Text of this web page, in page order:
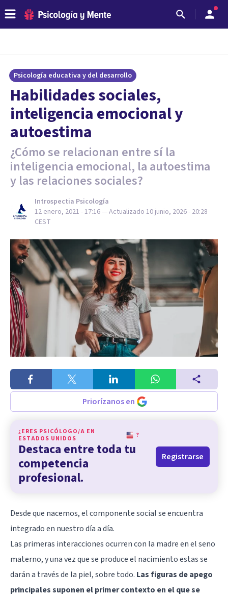
Psicología educativa y del desarrollo
Habilidades sociales,
inteligencia emocional y
autoestima
¿Cómo se relacionan entre sí la
inteligencia emocional, la autoestima
y las relaciones sociales?
Introspectia Psicología
12 enero, 2021 - 17:16— Actualizado 10 junio, 2026 - 20:28
CEST
Priorízanos en
¿ERES PSICÓLOGO/A EN
ESTADOS UNIDOS
?
Destaca entre toda tu
competencia
profesional.
Registrarse
Desde que nacemos, el componente social se encuentra
integrado en nuestro día a día.
Las primeras interacciones ocurren con la madre en el seno
materno, y una vez que se produce el nacimiento estas se
darán a través de la piel, sobre todo. Las figuras de apego
principales suponen el primer contexto en el que se